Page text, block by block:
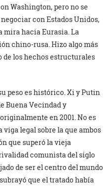
Washington, pero no se
con Estados Unidos,
mira hacia Eurasia. La
chino-rusa. Hizo algo más
los hechos estructurales
peso es histórico. Xi y Putin
Buena Vecindad y
en 2001. No es
viga legal sobre la que ambos
que superó la vieja
comunista del siglo
de ser el centro del mundo
que el tratado había